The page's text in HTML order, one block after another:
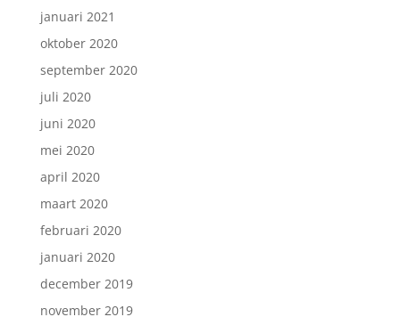
januari 2021
oktober 2020
september 2020
juli 2020
juni 2020
mei 2020
april 2020
maart 2020
februari 2020
januari 2020
december 2019
november 2019